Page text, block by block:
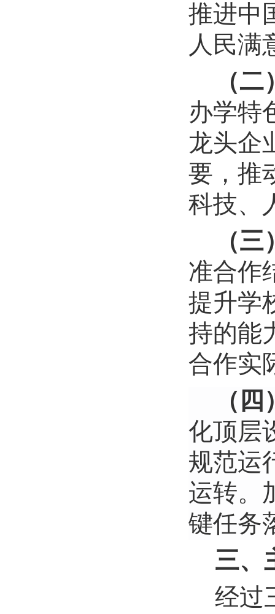
推进中
人民满
（
办学特
龙头企
要，推
科技、
（
准合作
提升学
持的能
合作实
（
化顶层
规范运
运转。
键任务
三、
经过